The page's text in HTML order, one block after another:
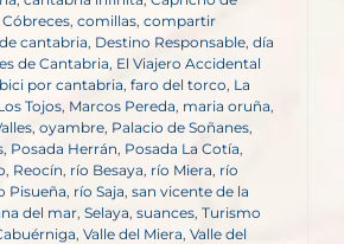
Cóbreces comillas compartir
cantabria Destino Responsable día
de Cantabria, El Viajero Accidental
por cantabria faro del torco La
Tojos, Marcos Pereda maria oruña,
oyambre Palacio de Soñanes
Posada Herrán Posada La Cotía
Reocín río Besaya río Miera río
Pisueña río Saja san vicente de la
del mar Selaya suances Turismo
Valle del Miera Valle del